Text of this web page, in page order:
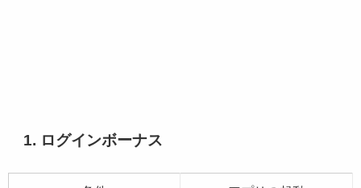
1. ログインボーナス